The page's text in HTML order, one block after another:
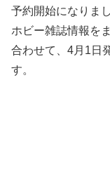
予約開始になりま
ホビー雑誌情報を
合わせて、4月1日
す。